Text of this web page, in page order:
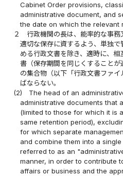
Cabinet Order provisions,
administrative document, and
the date on which the relevant
２
行政機関の長は、能率的な事
適切な保存に資するよう、単独
める行政文書を除き、適時に、
書（保存期間を同じくすること
の集合物（以下「行政文書ファ
ばならない。
(2)
The head of an
administrative documents that
(limited to those for which it is
same retention period),
for which separate
and combine them into a
referred to as an
manner, in order to contribute
affairs or business and the